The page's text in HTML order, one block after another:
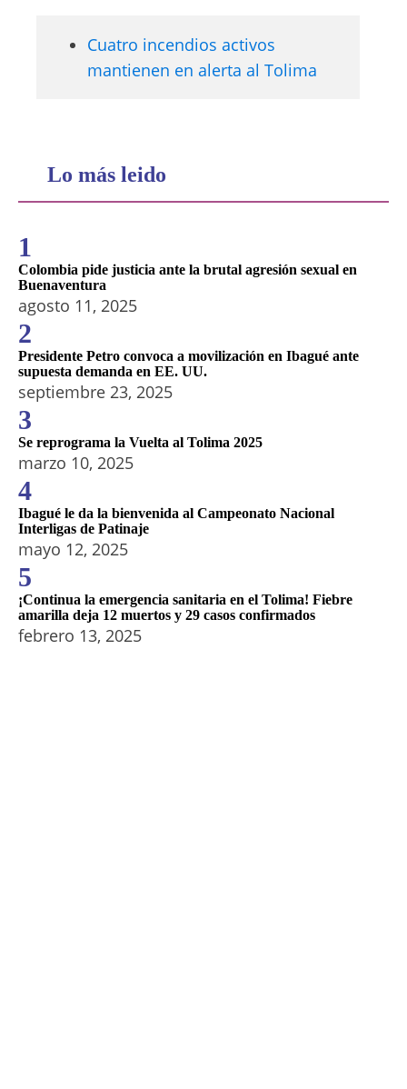
Cuatro incendios activos
mantienen en alerta al Tolima
Lo más leido
1
Colombia pide justicia ante la brutal agresión sexual en
Buenaventura
agosto 11, 2025
2
Presidente Petro convoca a movilización en Ibagué ante
supuesta demanda en EE. UU.
septiembre 23, 2025
3
Se reprograma la Vuelta al Tolima 2025
marzo 10, 2025
4
Ibagué le da la bienvenida al Campeonato Nacional
Interligas de Patinaje
mayo 12, 2025
5
¡Continua la emergencia sanitaria en el Tolima! Fiebre
amarilla deja 12 muertos y 29 casos confirmados
febrero 13, 2025